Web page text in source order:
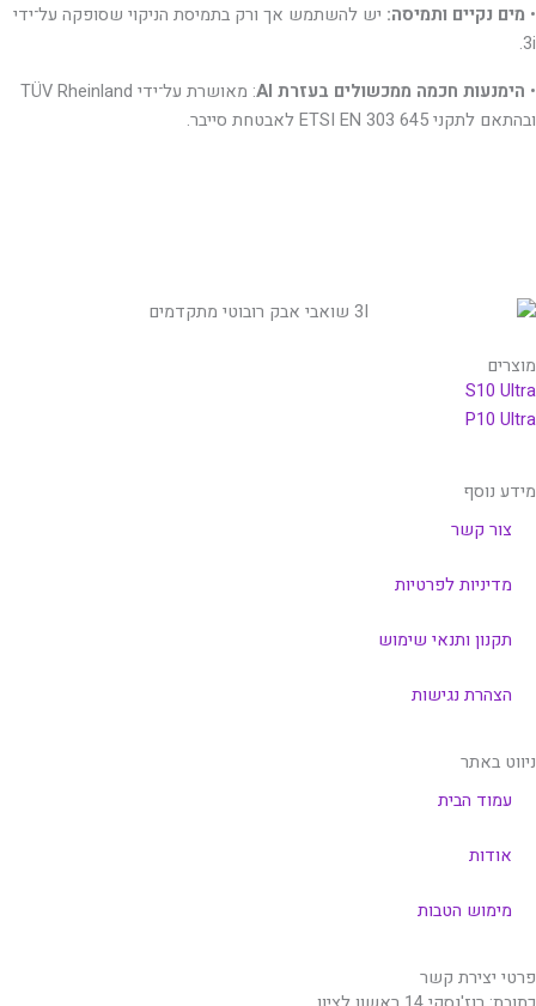
• מים נקיים ותמיסה: יש להשתמש אך ורק בתמיסת הניקוי שסופקה על־ידי
3i.
• הימנעות חכמה ממכשולים בעזרת AI
: מאושרת על־ידי TÜV Rheinland
ובהתאם לתקני ETSI EN 303 645 לאבטחת סייבר.
מוצרים
S10 Ultra
P10 Ultra
מידע נוסף
צור קשר
מדיניות לפרטיות
תקנון ותנאי שימוש
הצהרת נגישות
ניווט באתר
עמוד הבית
אודות
מימוש הטבות
פרטי יצירת קשר